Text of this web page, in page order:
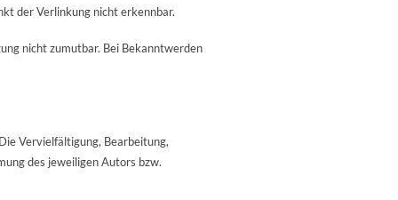
der Verlinkung nicht erkennbar.
nicht zumutbar. Bei Bekanntwerden
Vervielfältigung, Bearbeitung,
des jeweiligen Autors bzw.